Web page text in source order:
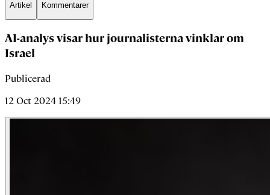
Artikel Kommentarer
AI-analys visar hur journalisterna vinklar om
Israel
Publicerad
12 Oct 2024 15:49